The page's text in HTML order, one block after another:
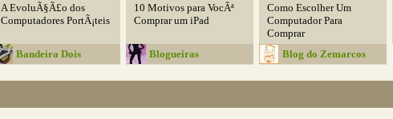
A EvoluÃ§Ã£o dos
Computadores PortÃ¡teis
Bandeira Dois
10 Motivos para VocÃª
Comprar um iPad
Blogueiras
Como Escolher Um
Computador Para
Comprar
Blog do Zemarcos